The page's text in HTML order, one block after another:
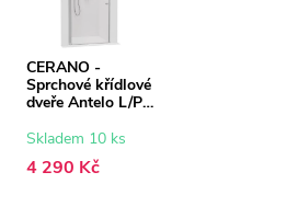
CERANO -
Sprchové křídlové
dveře Antelo L/P -
transparentní sklo
- 90x190 cm
Skladem 10 ks
4 290 Kč